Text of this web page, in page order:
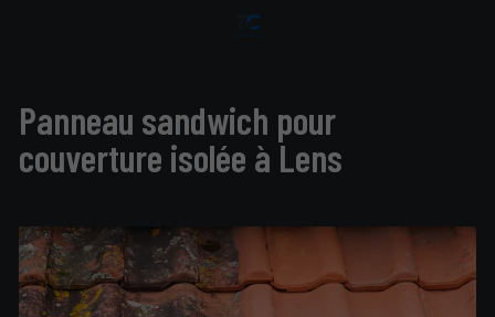
Panneau sandwich pour
couverture isolée à Lens